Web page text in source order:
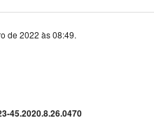
de 2022 às 08:49.
45.2020.8.26.0470